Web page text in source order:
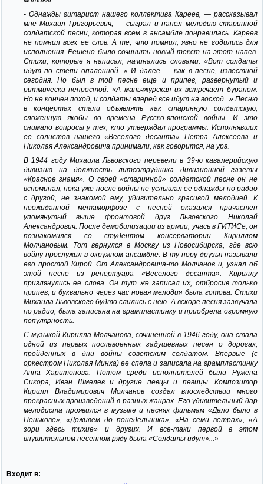
- Однажды гитарист нашего коллектива Кареев, — рассказывал
мне Михаил Григорьевич, — сыграл и напел мелодию старинной
солдатской песни, которая всем в ансамбле понравилась. Кареев
не помнил всех ее слов. А те, что помнил, явно не годились для
исполнения. Решено было сочинить новый текст на этот напев.
Стихи, которые я написал, начинались словами: «Вот солдаты
идут по степи опаленной...» И далее — как в песне, известной
сегодня. Но был в той песне еще и припев, развернутый и
ритмически непростой: «А маньчжурская их встречает бураном.
Но не кончен поход, и солдаты вперед все идут на восход...» Песню
в концертах стали объявлять как старинную солдатскую,
сложенную якобы во времена Русско-японской войны. И это
снимало вопросы у тех, кто утверждал программы. Исполнявших
ее солистов нашего «Веселого десанта» Петра Алексеева и
Николая Александровича принимали, как говорится, на ура.
В 1944 году Михаила Львовского перевели в 39-ю кавалерийскую
дивизию на должность литсотрудника дивизионной газеты
«Красное знамя». О своей «старинной» солдатской песне он не
вспоминал, пока уже после войны не услышал ее однажды по радио
с другой, не знакомой ему, удивительно красивой мелодией. К
неожиданной метаморфозе с песней оказался причастен
упомянутый выше фронтовой друг Львовского Николай
Александрович. После демобилизации из армии, учась в ГИТИСе, он
познакомился со студентом консерватории Кириллом
Молчановым. Тот вернулся в Москву из Новосибирска, где всю
войну прослужил в окружном ансамбле. В ту пору друзья называли
его простой Кирой. От Александровича-то Молчанов и, узнал об
этой песне из репертуара «Веселого десанта». Кириллу
приглянулись ее слова. Он тут же записал их, отбросив только
припев, и буквально через час новая мелодия была готова. Стихи
Михаила Львовского будто слились с нею. А вскоре песня зазвучала
по радио, была записана на грампластинку и приобрела огромную
популярность.
С музыкой Кирилла Молчанова, сочиненной в 1946 году, она стала
одной из первых послевоенных задушевных песен о дорогах,
пройденных в дни войны советским солдатом. Впервые (с
оркестром Николая Минха) ее спела и записала на грампластинку
Анна Харитонова. Потом среди исполнителей были Ружена
Сикора, Иван Шмелев и другие певцы и певицы. Композитор
Кирилл Владимирович Молчанов создал впоследствии много
прекрасных произведений в разных жанрах. Его удивительный дар
мелодиста проявился в музыке и песнях фильмам «Дело было в
Пенькове», «Доживем до понедельника», «На семи ветрах», «А
зори здесь тихие» и других. И все-таки первой в этом
внушительном песенном ряду была «Солдаты идут»...»
Входит в: